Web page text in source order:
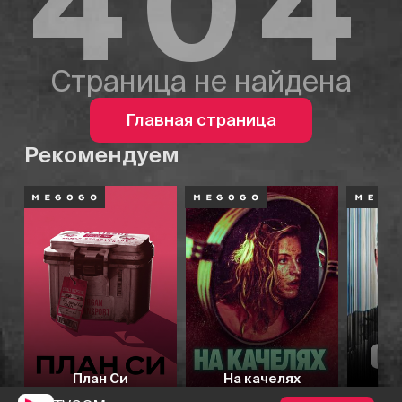
Страница не найдена
Главная страница
Рекомендуем
План Си На качелях